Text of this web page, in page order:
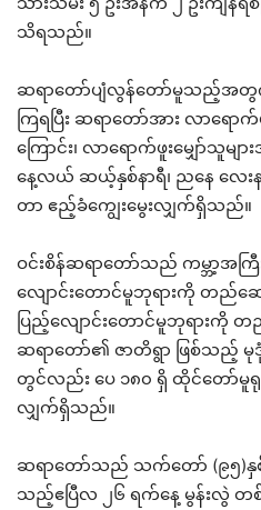
သိရသည်။
ဆရာတော်ပျံလွန်တော်မူသည့်အတွက်
ကြရပြီး ဆရာတော်အား လာရောက်
ကြောင်း၊ လာရောက်ဖူးမျှော်သူမ
နေ့လယ် ဆယ့်နှစ်နာရီ၊ ညနေ လေး
တာ ဧည့်ခံကျွေးမွေးလျှက်ရှိသည်။
ဝင်းစိန်ဆရာတော်သည် ကမ္ဘာ့အက
လျောင်းတောင်မူဘုရားကို တည်ဆေ
ပြည့်လျောင်းတောင်မူဘုရားကို
ဆရာတော်၏ ဇာတိရွာ ဖြစ်သည့်
တွင်လည်း ပေ ၁၈၀ ရှိ ထိုင်တော်
လျှက်ရှိသည်။
ဆရာတော်သည် သက်တော် (၉၅)နှစ်၊ ဝ
သည့်ဧပြီလ ၂၆ ရက်နေ့ မွန်းလွဲ တ